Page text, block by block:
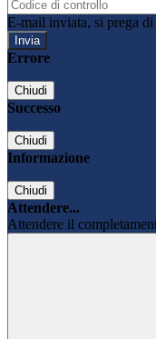
E-mail inviata, si prega
Errore
Chiudi
Successo
Chiudi
Informazione
Chiudi
Attendere...
Attendere il